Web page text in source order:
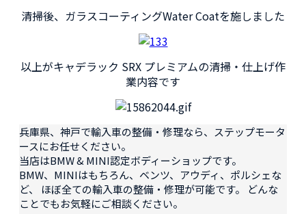
清掃後、ガラスコーティングWater Coatを施しました
以上がキャデラック SRX プレミアムの清掃・仕上げ作
業内容です
兵庫県、神戸で輸入車の整備・修理なら、ステップモータ
ースにお任せください。
当店はBMW & MINI認定ボディーショップです。
BMW、MINIはもちろん、ベンツ、アウディ、ポルシェな
ど、 ほぼ全ての輸入車の整備・修理が可能です。 どんな
ことでもお気軽にご相談ください。